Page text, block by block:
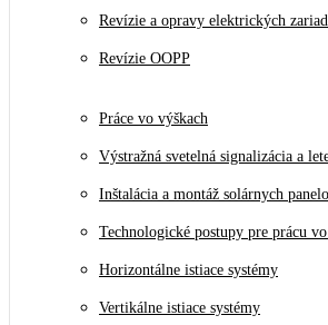
Revízie a opravy elektrických
Revízie OOPP
Práce vo výškach
Výstražná svetelná signalizácia a
Inštalácia a montáž solárnych
Technologické postupy pre prácu
Horizontálne istiace systémy
Vertikálne istiace systémy